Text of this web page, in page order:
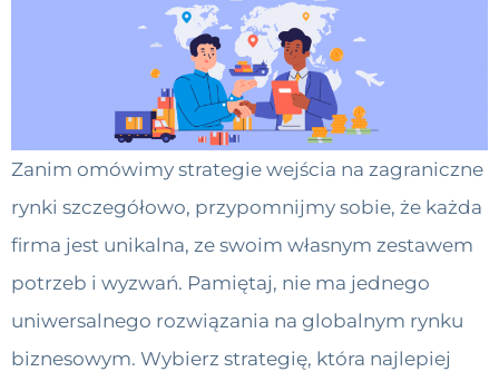
Zanim omówimy strategie wejścia na zagraniczne
rynki szczegółowo, przypomnijmy sobie, że każda
firma jest unikalna, ze swoim własnym zestawem
potrzeb i wyzwań. Pamiętaj, nie ma jednego
uniwersalnego rozwiązania na globalnym rynku
biznesowym. Wybierz strategię, która najlepiej